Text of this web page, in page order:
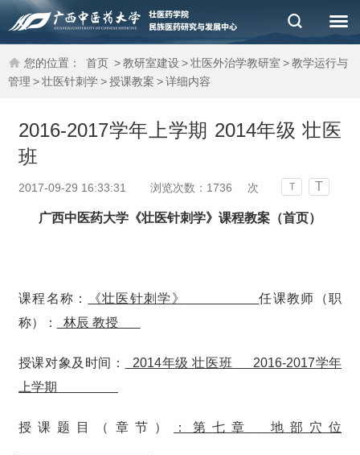
您的位置： 首页 >教研室建设 >壮医外治学教研室 >教学运行与
管理 >壮医针刺学>授课教案 >详细内容
2016-2017学年上学期 2014年级 壮医
班
2017-09-29 16:33:31 浏览次数： 1736 次 T T
广西中医药大学 《壮医针刺学》 课程教案（首页）
课程名称： 《壮医针刺学》
任课教师（职
称）：
林辰 教授
授课对象及时间：
2014年级 壮医班 2016-2017学年
上学期
授课题目（章节） ：第七章 地部穴位